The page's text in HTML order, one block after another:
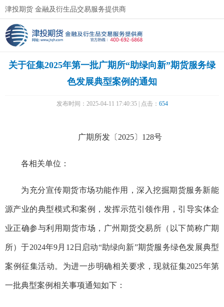
津投期货 金融及衍生品交易服务提供商
关于征集2025年第一批广期所“助绿向新”期货服务绿
色发展典型案例的通知
发布时间：2025-04-11 17:40:35 | 点击： 654
广期所发〔2025〕128号
各相关单位：
为充分宣传期货市场功能作用，深入挖掘期货服务新能
源产业的典型模式和案例，发挥示范引领作用，引导实体企
业正确参与利用期货市场，广州期货交易所（以下简称广期
所）于2024年9月12日启动“助绿向新”期货服务绿色发展典型
案例征集活动。为进一步明确相关要求，现就征集2025年第
一批典型案例相关事项通知如下：